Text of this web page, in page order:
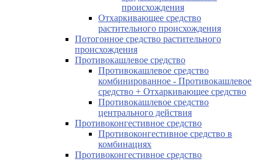
происхождения
Отхаркивающее средство
растительного происхождения
Потогонное средство растительного
происхождения
Противокашлевое средство
Противокашлевое средство
комбинированное - Противокашлевое
средство + Отхаркивающее средство
Противокашлевое средство
центрального действия
Противоконгестивное средство
Противоконгестивное средство в
комбинациях
Противоконгестивное средство